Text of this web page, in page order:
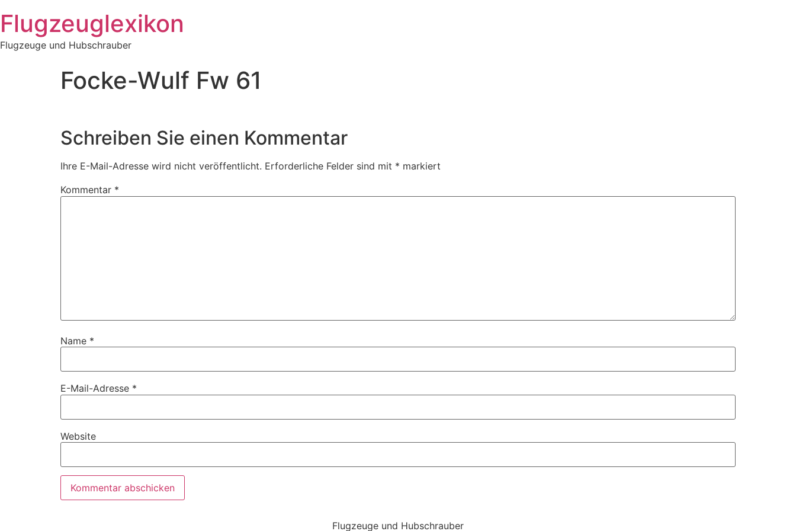
Inhalt
springen
Flugzeuglexikon
Flugzeuge und Hubschrauber
Focke-Wulf Fw 61
Schreiben Sie einen Kommentar
Ihre E-Mail-Adresse wird nicht veröffentlicht. Erforderliche Felder sind mit * markiert
Kommentar *
Name *
E-Mail-Adresse *
Website
Flugzeuge und Hubschrauber